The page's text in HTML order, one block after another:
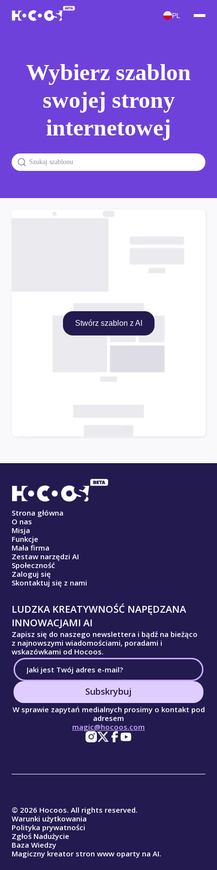
PL
Wybierz szablon
swojej strony
internetowej
Stwórz szablon z AI
Strona główna
O nas
Misja
Funkcje
Mała firma
Zestaw narzędzi AI
Społeczność
Zaloguj się
Skontaktuj się z nami
LUDZKA KREATYWNOŚĆ NAPĘDZANA
INNOWACJAMI AI
Zapisz się do naszego newslettera i bądź na bieżąco
z najnowszymi wiadomościami, poradami i
wskazówkami od Hocoos.
Subskrybuj
W sprawie zapytań medialnych prosimy o kontakt pod
adresem
magic@hocoos.com
© 2026 Hocoos. All rights reserved.
Warunki użytkowania
Polityka prywatności
Zgłoś Nadużycie
Baza Wiedzy
Magiczny kreator stron www oparty na AI.